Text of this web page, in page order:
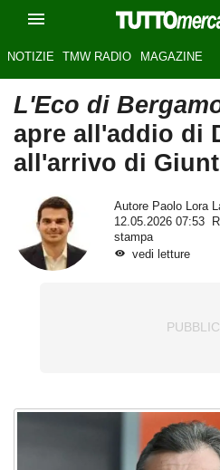
NOTIZIE TMW RADIO MAGAZINE
L'Eco di
apre all'addio di
all'arrivo di
Autore Paolo Lora
12.05.2026 07:53
stampa
vedi letture